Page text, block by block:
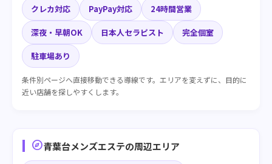
クレカ対応 PayPay対応 24時間営業
深夜・早朝OK 日本人セラピスト 完全個室
駐車場あり
条件別ページへ直接移動できる導線です。エリアを変えずに、目的に
近い店舗を探しやすくします。
explore青葉台メンズエステの周辺エリア